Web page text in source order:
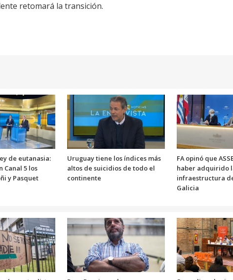
retomará la transición.
de eutanasia:
Canal 5 los
y Pasquet
Uruguay tiene los índices más
altos de suicidios de todo el
continente
FA opinó que
haber adquirido
infraestructura
Galicia